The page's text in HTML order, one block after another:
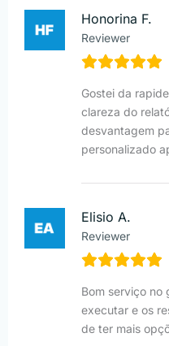
Honorina F.
Reviewer
Gostei da
clareza do
desvantagem
personalizado
Elisio A.
Reviewer
Bom serviço no
executar e os
de ter mais